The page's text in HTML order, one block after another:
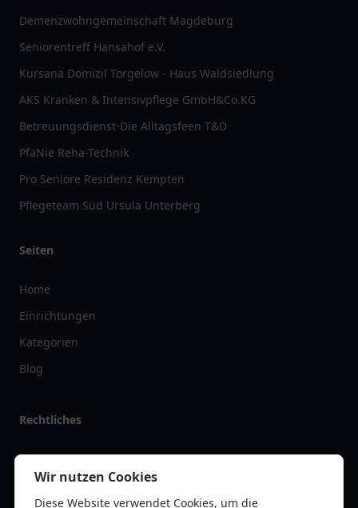
Demenzwohngemeinschaft Magdeburg
Seniorentreff Hansahof e.V.
Kursana Domizil Torgelow - Haus Waldsiedlung
AKS Kranken & Intensivpflege GmbH&Co.KG
Betreuungsdienst-Die Alltagsfeen T&D
PfaNie Reha-Technik
Pro Seniore Residenz Kempten
Pflegeteam Süd Ursula Unterberg
Seiten
Home
Einrichtungen
Kategorien
Blog
Rechtliches
Impressum
Datenschutz
Wir nutzen Cookies
Diese Website verwendet Cookies, um die